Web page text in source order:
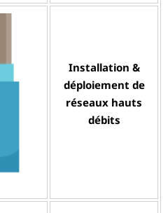
Installation &
déploiement de
réseaux hauts
débits